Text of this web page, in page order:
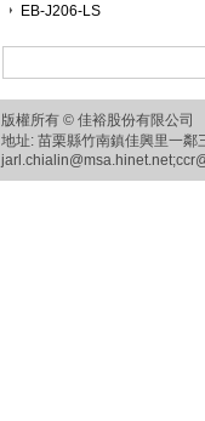
EB-J206-LS
版權所有 © 佳裕股份有限公
地址: 苗栗縣竹南鎮佳興里一